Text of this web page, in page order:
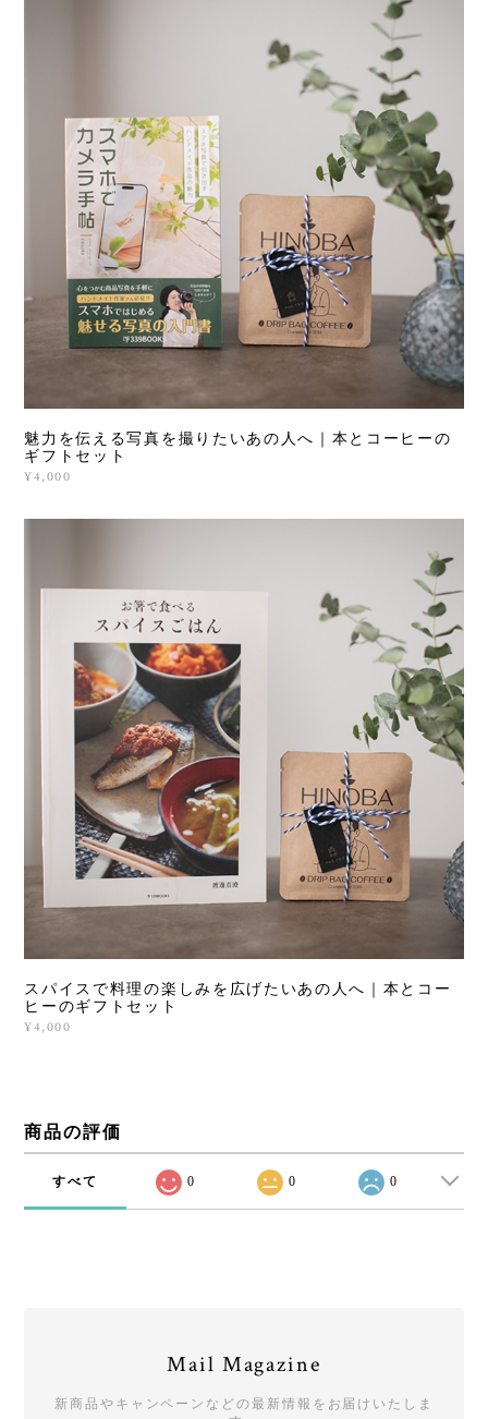
魅力を伝える写真を撮りたいあの人へ｜本とコーヒーの
ギフトセット
¥4,000
スパイスで料理の楽しみを広げたいあの人へ｜本とコー
ヒーのギフトセット
¥4,000
商品の評価
すべて 0 0 0
Mail Magazine
新商品やキャンペーンなどの最新情報をお届けいたしま